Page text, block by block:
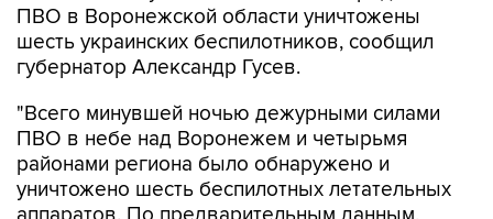
ПВО в Воронежской области уничтожены
шесть украинских беспилотников, сообщил
губернатор Александр Гусев.
"Всего минувшей ночью дежурными силами
ПВО в небе над Воронежем и четырьмя
районами региона было обнаружено и
уничтожено шесть беспилотных летательных